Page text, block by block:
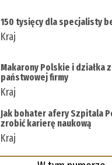
150 tysięcy dla specjalisty
Kraj
Makarony Polskie i działka
państwowej firmy
Kraj
Jak bohater afery Szpitala
zrobić karierę naukową
Kraj